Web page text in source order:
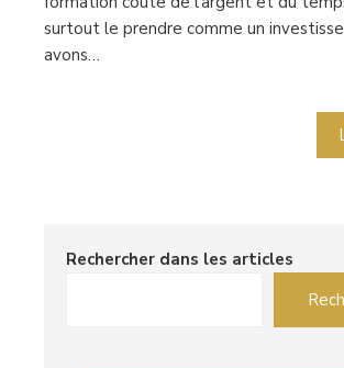
surtout le prendre comme un
avons…
Rechercher dans les articles